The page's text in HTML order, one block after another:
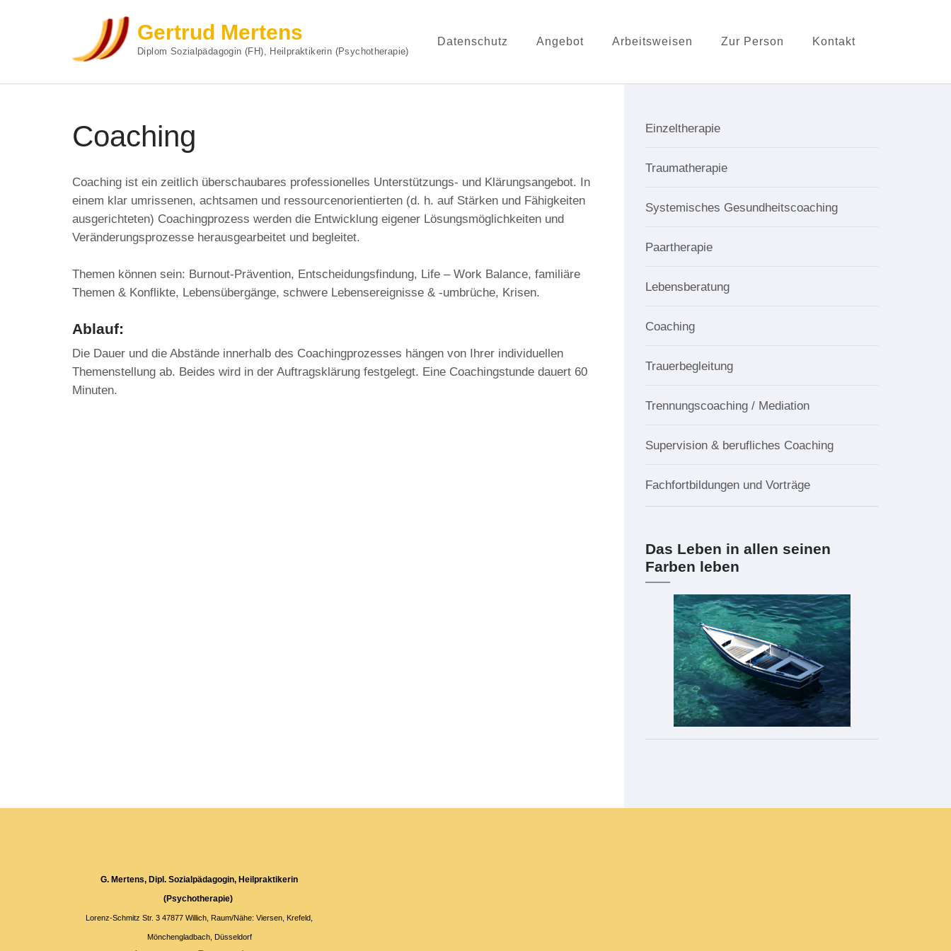
Gertrud Mertens
Diplom Sozialpädagogin (FH), Heilpraktikerin (Psychotherapie)
Datenschutz Angebot Arbeitsweisen Zur Person Kontakt
Coaching
Coaching ist ein zeitlich überschaubares professionelles Unterstützungs- und Klärungsangebot. In
einem klar umrissenen, achtsamen und ressourcenorientierten (d. h. auf Stärken und Fähigkeiten
ausgerichteten) Coachingprozess werden die Entwicklung eigener Lösungsmöglichkeiten und
Veränderungsprozesse herausgearbeitet und begleitet.
Themen können sein: Burnout-Prävention, Entscheidungsfindung, Life – Work Balance, familiäre
Themen & Konflikte, Lebensübergänge, schwere Lebensereignisse & -umbrüche, Krisen.
Ablauf:
Die Dauer und die Abstände innerhalb des Coachingprozesses hängen von Ihrer individuellen
Themenstellung ab. Beides wird in der Auftragsklärung festgelegt. Eine Coachingstunde dauert 60
Minuten.
Einzeltherapie
Traumatherapie
Systemisches Gesundheitscoaching
Paartherapie
Lebensberatung
Coaching
Trauerbegleitung
Trennungscoaching / Mediation
Supervision & berufliches Coaching
Fachfortbildungen und Vorträge
Das Leben in allen seinen
Farben leben
G. Mertens, Dipl. Sozialpädagogin, Heilpraktikerin
(Psychotherapie)
Lorenz-Schmitz Str. 3 47877 Willich, Raum/Nähe: Viersen, Krefeld,
Mönchengladbach, Düsseldorf